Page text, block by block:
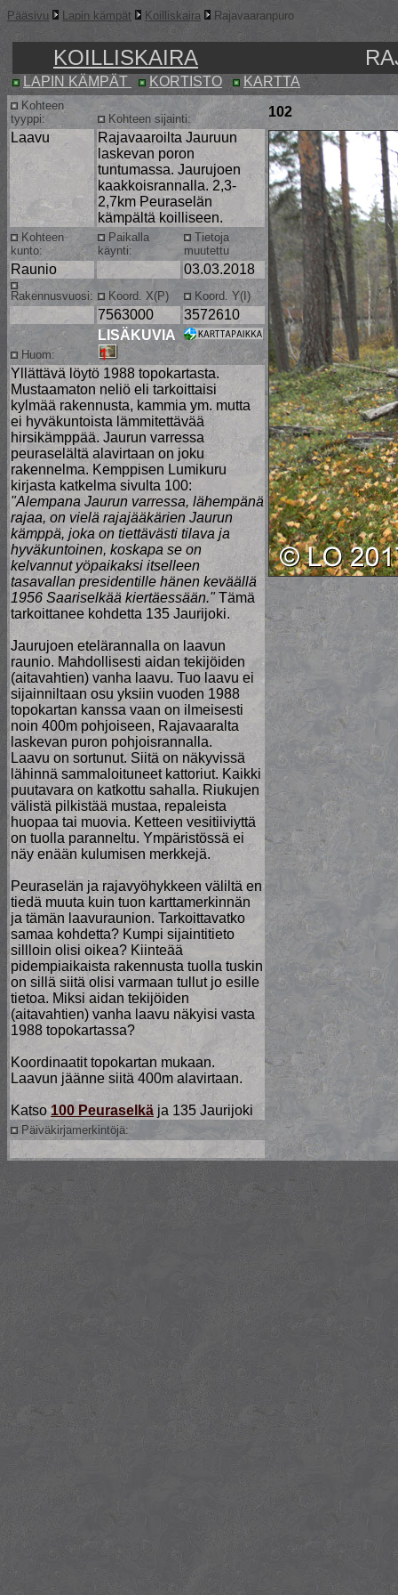
Pääsivu Lapin kämpät Koilliskaira Rajavaaranpuro
KOILLISKAIRA
LAPIN KÄMPÄT KORTISTO KARTTA
Kohteen
tyyppi:
Kohteen sijainti:
102
Laavu
Rajavaaroilta Jauruun
laskevan poron
tuntumassa. Jaurujoen
kaakkoisrannalla. 2,3-
2,7km Peuraselän
kämpältä koilliseen.
Kohteen
kunto:
Paikalla
käynti:
Tietoja
muutettu
Raunio 03.03.2018
Rakennusvuosi: Koord. X(P) Koord. Y(I)
7563000 3572610
Huom:
LISÄKUVIA
Yllättävä löytö 1988 topokartasta.
Mustaamaton neliö eli tarkoittaisi
kylmää rakennusta, kammia ym. mutta
ei hyväkuntoista lämmitettävää
hirsikämppää. Jaurun varressa
peuraselältä alavirtaan on joku
rakennelma. Kemppisen Lumikuru
kirjasta katkelma sivulta 100:
"Alempana Jaurun varressa, lähempänä
rajaa, on vielä rajajääkärien Jaurun
kämppä, joka on tiettävästi tilava ja
hyväkuntoinen, koskapa se on
kelvannut yöpaikaksi itselleen
tasavallan presidentille hänen keväällä
1956 Saariselkää kiertäessään."Tämä
tarkoittanee kohdetta 135 Jaurijoki.
Jaurujoen etelärannalla on laavun
raunio. Mahdollisesti aidan tekijöiden
(aitavahtien) vanha laavu. Tuo laavu ei
sijainniltaan osu yksiin vuoden 1988
topokartan kanssa vaan on ilmeisesti
noin 400m pohjoiseen, Rajavaaralta
laskevan puron pohjoisrannalla.
Laavu on sortunut. Siitä on näkyvissä
lähinnä sammaloituneet kattoriut. Kaikki
puutavara on katkottu sahalla. Riukujen
välistä pilkistää mustaa, repaleista
huopaa tai muovia. Ketteen vesitiiviyttä
on tuolla paranneltu. Ympäristössä ei
näy enään kulumisen merkkejä.
Peuraselän ja rajavyöhykkeen väliltä en
tiedä muuta kuin tuon karttamerkinnän
ja tämän laavuraunion. Tarkoittavatko
samaa kohdetta? Kumpi sijaintitieto
sillloin olisi oikea? Kiinteää
pidempiaikaista rakennusta tuolla tuskin
on sillä siitä olisi varmaan tullut jo esille
tietoa. Miksi aidan tekijöiden
(aitavahtien) vanha laavu näkyisi vasta
1988 topokartassa?
Koordinaatit topokartan mukaan.
Laavun jäänne siitä 400m alavirtaan.
Katso100 Peuraselkä ja 135 Jaurijoki
Päiväkirjamerkintöjä: